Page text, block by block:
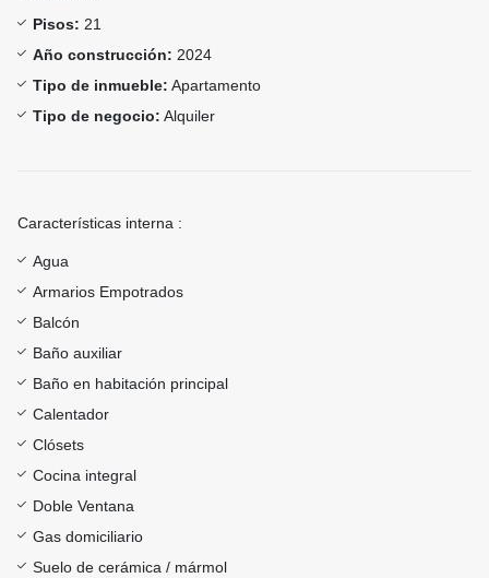
Pisos: 21
Año construcción: 2024
Tipo de inmueble: Apartamento
Tipo de negocio: Alquiler
Características interna :
Agua
Armarios Empotrados
Balcón
Baño auxiliar
Baño en habitación principal
Calentador
Clósets
Cocina integral
Doble Ventana
Gas domiciliario
Suelo de cerámica / mármol